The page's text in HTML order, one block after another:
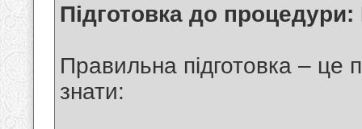
Підготовка до
Правильна підготовка – це
знати: